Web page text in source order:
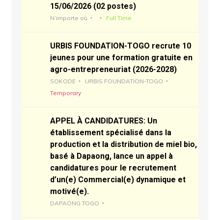
15/06/2026 (02 postes)
N’importe où Full Time
URBIS FOUNDATION-TOGO recrute 10
jeunes pour une formation gratuite en
agro-entrepreneuriat (2026-2028)
SOKODE
URBIS FOUNDATION-TOGO
Temporary
APPEL À CANDIDATURES: Un
établissement spécialisé dans la
production et la distribution de miel bio,
basé à Dapaong, lance un appel à
candidatures pour le recrutement
d’un(e) Commercial(e) dynamique et
motivé(e).
DAPAONG TOGO